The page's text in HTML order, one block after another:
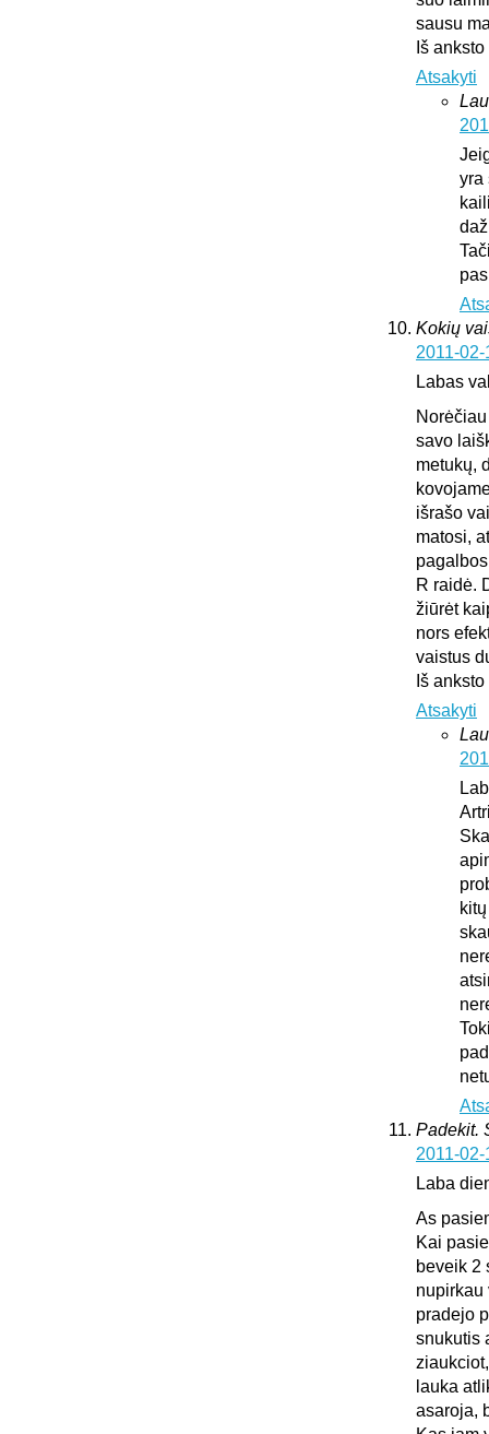
sausu
Iš
Atsakyti
yra
Kokių
2011-
Labas
savo
metukų,
išrašo
matosi,
R raidė.
žiūrėt
nors
vaistus
Iš
Atsakyti
Padekit.
2011-
Laba
As
Kai
beveik 2
nupirkau
pradejo
snukutis
lauka
asaroja,